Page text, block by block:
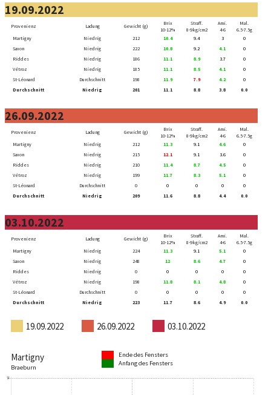
19.09.2022
Provenienz Ladung Gewicht (g)
Brix
10-12%
Straff.
8-9kg/cm2
Ami.
4-6
Mal.
6.5-7.5g
Martigny
Niedrig 212 10.4 9.4 3
0
Saxon
Niedrig 222 10.8 9.2 4.1
0
Riddes
Niedrig 186 11.1 8.9 3.7
0
Vétroz
Niedrig 185 11.1 8.5 4.1
0
St-Léonard
Durchschnitt 198 11.9 7.9 4.2
0
Durchschnitt
Niedrig 201 11.1 8.8 3.8 0.0
26.09.2022
Provenienz Ladung Gewicht (g)
Brix
10-12%
Straff.
8-9kg/cm2
Ami.
4-6
Mal.
6.5-7.5g
Martigny
Niedrig 212 11.3 9.1 4.6
0
Saxon
Niedrig 215 12.1 9.1 3.6
0
Riddes
Niedrig 210 11.4 8.7 4.5
0
Vétroz
Niedrig 199 11.7 8.3 5.1
0
St-Léonard
Durchschnitt 0 0 0 0
0
Durchschnitt
Niedrig 209 11.6 8.8 4.4 0.0
03.10.2022
Provenienz Ladung Gewicht (g)
Brix
10-12%
Straff.
8-9kg/cm2
Ami.
4-6
Mal.
6.5-7.5g
Martigny
Niedrig 224 11.3 9.1 5.1
0
Saxon
Niedrig 248 12 8.6 4.7
0
Riddes
Niedrig 0 0 0 0
0
Vétroz
Niedrig 198 11.8 8.1 4.8
0
St-Léonard
Durchschnitt 0 0 0 0
0
Durchschnitt
Niedrig 223 11.7 8.6 4.9 0.0
19.09.2022 26.09.2022 03.10.2022
Martigny
Braeburn
Ende des Fensters
Anfang des Fensters